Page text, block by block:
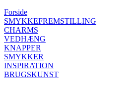
Forside
SMYKKEFREMSTILLING
CHARMS
VEDHÆNG
KNAPPER
SMYKKER
INSPIRATION
BRUGSKUNST